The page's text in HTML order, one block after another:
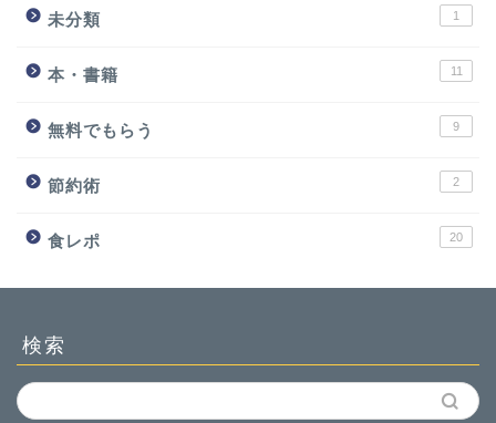
未分類 1
本・書籍 11
無料でもらう 9
節約術 2
食レポ 20
検索